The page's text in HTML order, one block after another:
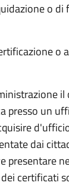
o
o
presso un
dai
presentare
certificati